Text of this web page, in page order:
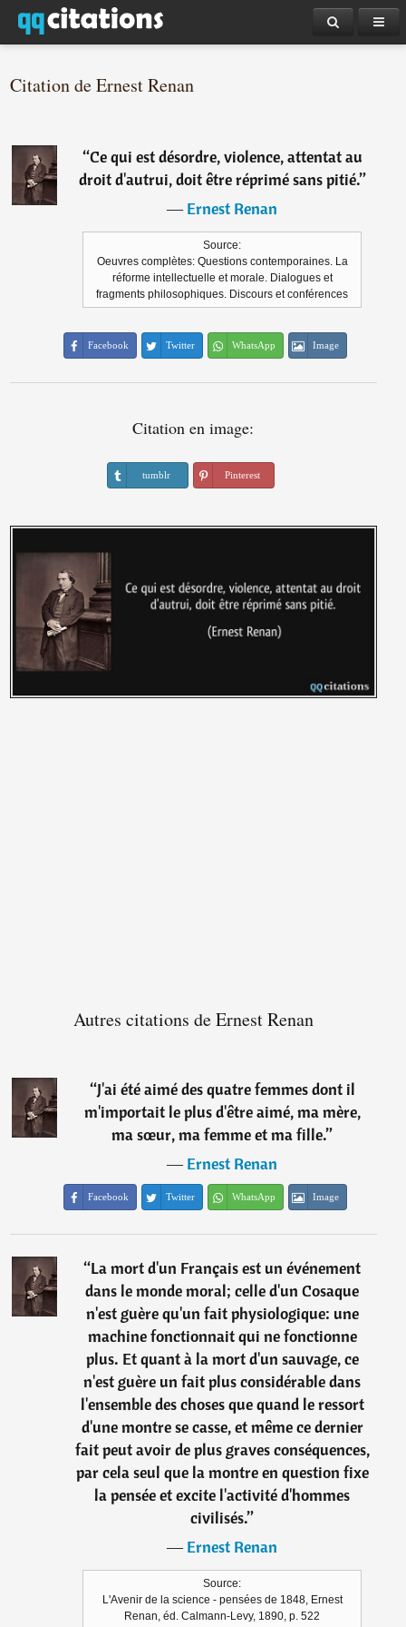
Citation de Ernest Renan
“Ce qui est désordre, violence, attentat au
droit d'autrui, doit être réprimé sans pitié.”
―Ernest Renan
Source:
Oeuvres complètes: Questions contemporaines. La
réforme intellectuelle et morale. Dialogues et
fragments philosophiques. Discours et conférences
Facebook Twitter WhatsApp Image
Citation en image:
tumblr Pinterest
Autres citations de Ernest Renan
“J'ai été aimé des quatre femmes dont il
m'importait le plus d'être aimé, ma mère,
ma sœur, ma femme et ma fille.”
―Ernest Renan
Facebook Twitter WhatsApp Image
“La mort d'un Français est un événement
dans le monde moral; celle d'un Cosaque
n'est guère qu'un fait physiologique: une
machine fonctionnait qui ne fonctionne
plus. Et quant à la mort d'un sauvage, ce
n'est guère un fait plus considérable dans
l'ensemble des choses que quand le ressort
d'une montre se casse, et même ce dernier
fait peut avoir de plus graves conséquences,
par cela seul que la montre en question fixe
la pensée et excite l'activité d'hommes
civilisés.”
―Ernest Renan
Source:
L'Avenir de la science - pensées de 1848, Ernest
Renan, éd. Calmann-Levy, 1890, p. 522